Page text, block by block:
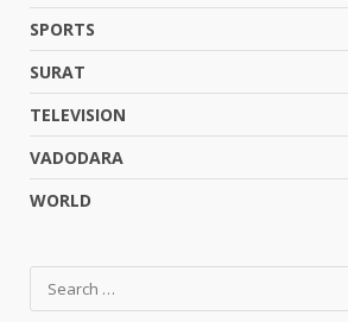
SPORTS
SURAT
TELEVISION
VADODARA
WORLD